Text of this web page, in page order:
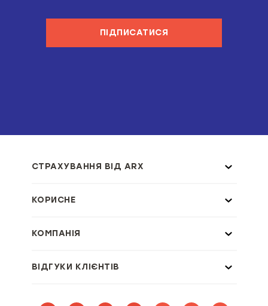
ПІДПИСАТИСЯ
СТРАХУВАННЯ ВІД ARX
КОРИСНЕ
КОМПАНІЯ
ВІДГУКИ КЛІЄНТІВ